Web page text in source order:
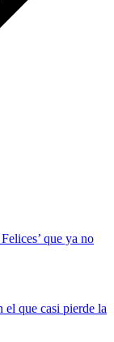
que ya no
que casi pierde la